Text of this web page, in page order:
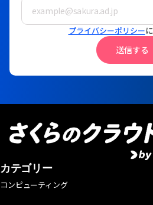
プライバシーポリシー
送信する
カテゴリー
コンピューティング